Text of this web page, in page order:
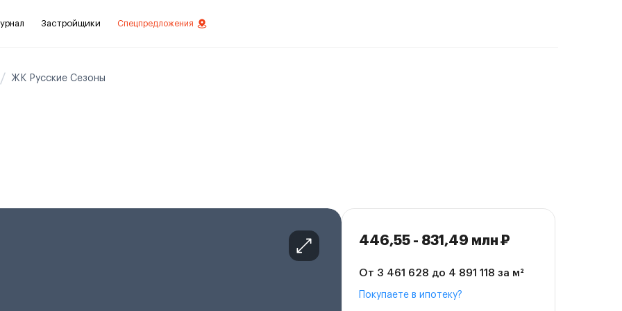
Застройщики Спецпредложения
ЖК Русские Сезоны
446,55 - 831,49 млн ₽
От 3 461 628 до 4 891 118 за м²
Покупаете в ипотеку?